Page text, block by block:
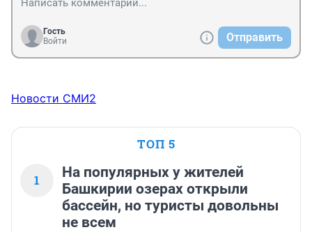
Гость
Войти
Отправить
Новости СМИ2
ТОП 5
1
На популярных у жителей
Башкирии озерах открыли
бассейн, но туристы довольны
не всем